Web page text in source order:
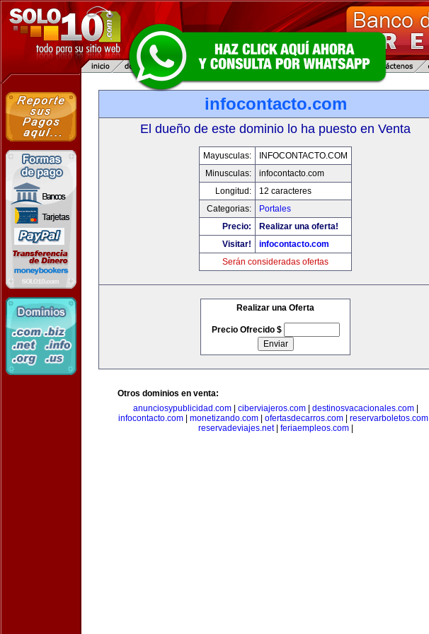
infocontacto.com
El dueño de este dominio lo ha puesto en Venta
Mayusculas:
INFOCONTACTO.COM
Minusculas:
infocontacto.com
Longitud:
12 caracteres
Categorias:
Portales
Precio:
Realizar una oferta!
Visitar!
infocontacto.com
Serán consideradas ofertas
Realizar una Oferta
Precio Ofrecido $
Otros dominios en venta:
anunciosypublicidad.com| ciberviajeros.com| destinosvacacionales.com|
infocontacto.com
monetizando.com ofertasdecarros.com reservarboletos.com
reservadeviajes.net| feriaempleos.com|